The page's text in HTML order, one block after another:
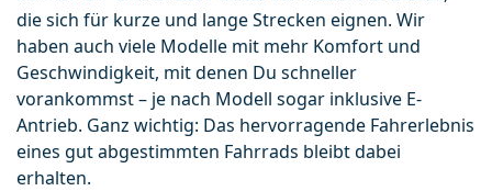
die sich für kurze und lange Strecken eignen. Wir
haben auch viele Modelle mit mehr Komfort und
Geschwindigkeit, mit denen Du schneller
vorankommst – je nach Modell sogar inklusive E-
Antrieb. Ganz wichtig: Das hervorragende Fahrerlebnis
eines gut abgestimmten Fahrrads bleibt dabei
erhalten.